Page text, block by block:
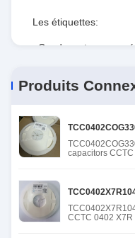
Les étiquettes:
Condensateurs en
Produits
CCTC 0402